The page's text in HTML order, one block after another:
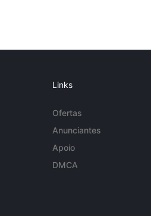
Links
Ofertas
Anunciantes
Apoio
DMCA